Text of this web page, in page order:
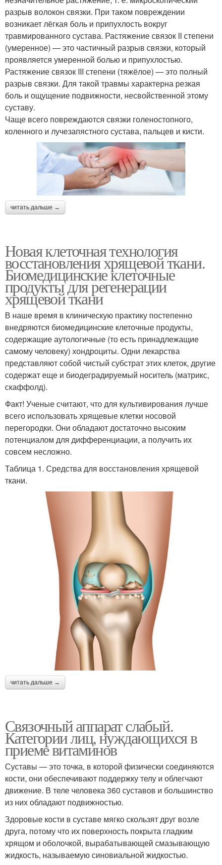
разрыв волокон связки. При таком повреждении
возникает лёгкая боль и припухлость вокруг
травмированного сустава. Растяжение связок II степени
(умеренное) — это частичный разрыв связки, который
проявляется умеренной болью и припухлостью.
Растяжение связок III степени (тяжёлое) — это полный
разрыв связки. Для такой травмы характерна резкая
боль и ощущение подвижности, несвойственной этому
суставу.
Чаще всего повреждаются связки голеностопного,
коленного и лучезапястного сустава, пальцев и кисти.
читать дальше →
Новая клеточная технология
восстановления хрящевой ткани.
Биомедицинские клеточные
продукты для регенерации
хрящевой ткани
В наше время в клиническую практику постепенно
внедряются биомедицинские клеточные продукты,
содержащие аутологичные (то есть принадлежащие
самому человеку) хондроциты. Одни лекарства
представляют собой чистый субстрат этих клеток, другие
содержат еще и биодеградируемый носитель (матрикс,
скаффолд).
Факт! Ученые считают, что для культивирования лучше
всего использовать хрящевые клетки носовой
перегородки. Они обладают достаточно высоким
потенциалом для дифференциации, а получить их
совсем несложно.
Таблица 1. Средства для восстановления хрящевой
ткани.
читать дальше →
Связочный аппарат слабый.
Категории лиц, нуждающихся в
приеме витаминов
Суставы — это точка, в которой физически соединяются
кости, они обеспечивают поддержку телу и облегчают
движение. В теле человека 360 суставов и большинство
из них обладают подвижностью.
Здоровые кости в суставе мягко скользят друг возле
друга, потому что их поверхность покрыта гладким
хрящом и оболочкой, вырабатывающей смазывающую
жидкость, называемую синовиальной жидкостью.